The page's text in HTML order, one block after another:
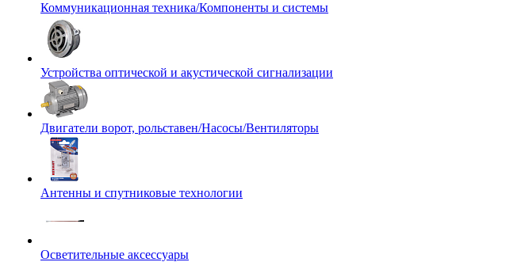
Коммуникационная техника/Компоненты и системы
Устройства оптической и акустической сигнализации
Двигатели ворот, рольставен/Насосы/Вентиляторы
Антенны и спутниковые технологии
Осветительные аксессуары